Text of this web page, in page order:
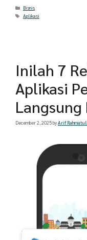
Categories
Bisnis
Tags
Aplikasi
Inilah 7
Aplikasi
Langsung
December 2, 2025byArif